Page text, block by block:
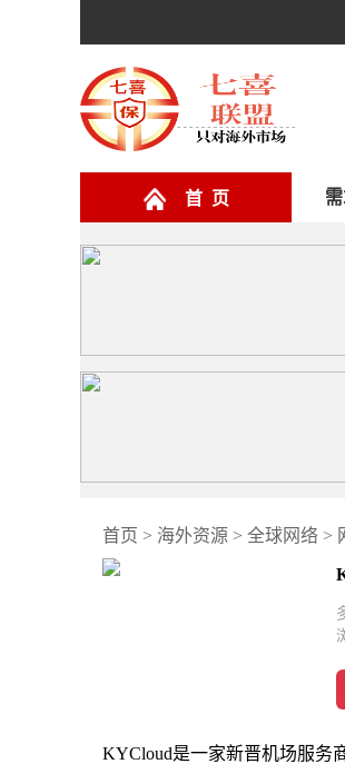
首 页
首页 > 海外资源 > 全球网络 >
KYCloud是一家新晋机场服务